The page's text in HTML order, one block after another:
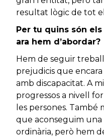
resultat lògic de tot
Per tu quins són
ara hem d’abordar?
Hem de seguir
prejudicis que
amb discapacitat. A
progressos a nivell
les persones. També
que aconseguim una
ordinària, però hem